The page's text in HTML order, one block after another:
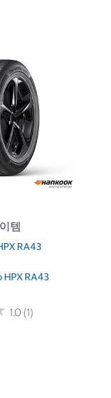
템
RA43
HPX RA43
1.0 (1)